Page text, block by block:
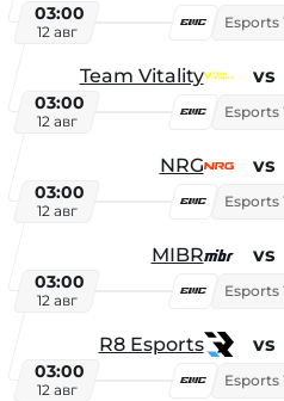
03:00
12 авг
Team Vitality vs
03:00
12 авг
NRG vs
03:00
12 авг
MIBR vs
03:00
12 авг
R8 Esports vs
03:00
12 авг